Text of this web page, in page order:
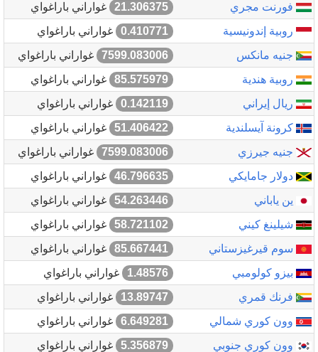
فورنت مجري
21.306375
غواراني باراغواي
روبية إندونيسية
0.410771
غواراني باراغواي
جنيه مانكس
7599.083006
غواراني باراغواي
روبية هندية
85.575979
غواراني باراغواي
ريال إيراني
0.142119
غواراني باراغواي
كرونة آيسلندية
51.406422
غواراني باراغواي
جنيه جيرزي
7599.083006
غواراني باراغواي
دولار جامايكي
46.796635
غواراني باراغواي
ين ياباني
54.263446
غواراني باراغواي
شيلينغ كيني
58.721102
غواراني باراغواي
سوم قيرغيزستاني
85.667441
غواراني باراغواي
بيزو كولومبي
1.48576
غواراني باراغواي
فرنك قمري
13.89747
غواراني باراغواي
وون كوري شمالي
6.649281
غواراني باراغواي
وون كوري جنوبي
5.356879
غواراني باراغواي